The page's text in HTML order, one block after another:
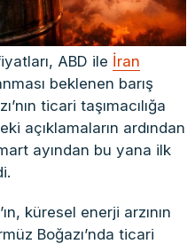
ABD ile İran
beklenen barış
ticari taşımacılığa
açıklamaların ardından
ayından bu yana ilk
küresel enerji arzının
Boğazı’nda ticari